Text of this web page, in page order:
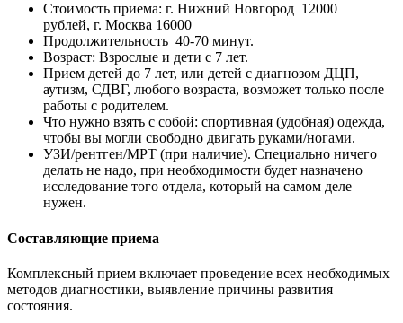
Стоимость приема: г. Нижний Новгород 12000
рублей, г. Москва 16000
Продолжительность 40-70 минут.
Возраст: Взрослые и дети с 7 лет.
Прием детей до 7 лет, или детей с диагнозом ДЦП,
аутизм, СДВГ, любого возраста, возможет только после
работы с родителем.
Что нужно взять с собой: спортивная (удобная) одежда,
чтобы вы могли свободно двигать руками/ногами.
УЗИ/рентген/МРТ (при наличие). Специально ничего
делать не надо, при необходимости будет назначено
исследование того отдела, который на самом деле
нужен.
Составляющие приема
Комплексный прием включает проведение всех необходимых
методов диагностики, выявление причины развития
состояния.